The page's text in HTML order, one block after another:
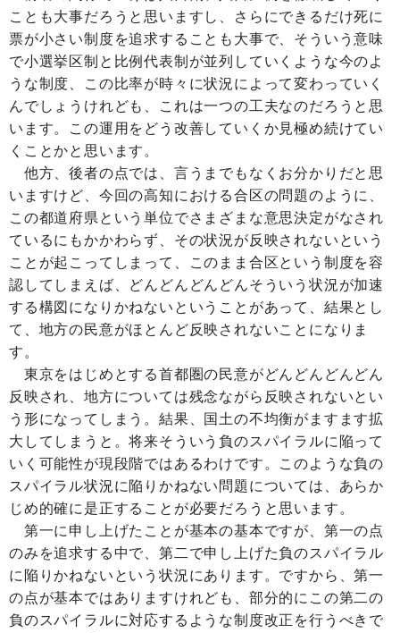
ことも大事だろうと思いますし、さらにできるだけ死に
票が小さい制度を追求することも大事で、そういう意味
で小選挙区制と比例代表制が並列していくような今のよ
うな制度、この比率が時々に状況によって変わっていく
んでしょうけれども、これは一つの工夫なのだろうと思
います。この運用をどう改善していくか見極め続けてい
くことかと思います。
他方、後者の点では、言うまでもなくお分かりだと思
いますけど、今回の高知における合区の問題のように、
この都道府県という単位でさまざまな意思決定がなされ
ているにもかかわらず、その状況が反映されないという
ことが起こってしまって、このまま合区という制度を容
認してしまえば、どんどんどんどんそういう状況が加速
する構図になりかねないということがあって、結果とし
て、地方の民意がほとんど反映されないことになりま
す。
東京をはじめとする首都圏の民意がどんどんどんどん
反映され、地方については残念ながら反映されないとい
う形になってしまう。結果、国土の不均衡がますます拡
大してしまうと。将来そういう負のスパイラルに陥って
いく可能性が現段階ではあるわけです。このような負の
スパイラル状況に陥りかねない問題については、あらか
じめ的確に是正することが必要だろうと思います。
第一に申し上げたことが基本の基本ですが、第一の点
のみを追求する中で、第二で申し上げた負のスパイラル
に陥りかねないという状況にあります。ですから、第一
の点が基本ではありますけれども、部分的にこの第二の
負のスパイラルに対応するような制度改正を行うべきで